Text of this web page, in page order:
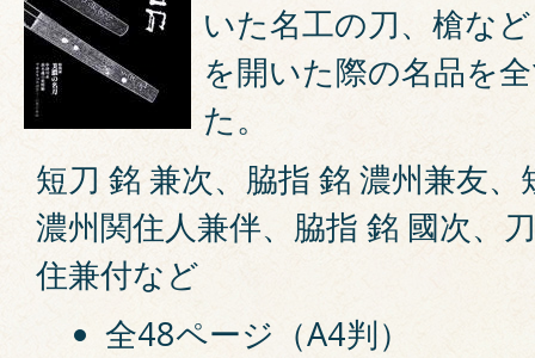
いた名工の刀、槍な
を開いた際の名品を
た。
短刀 銘 兼次、脇指 銘 濃州兼友
濃州関住人兼伴、脇指 銘 國次、
住兼付など
全48ページ（A4判）